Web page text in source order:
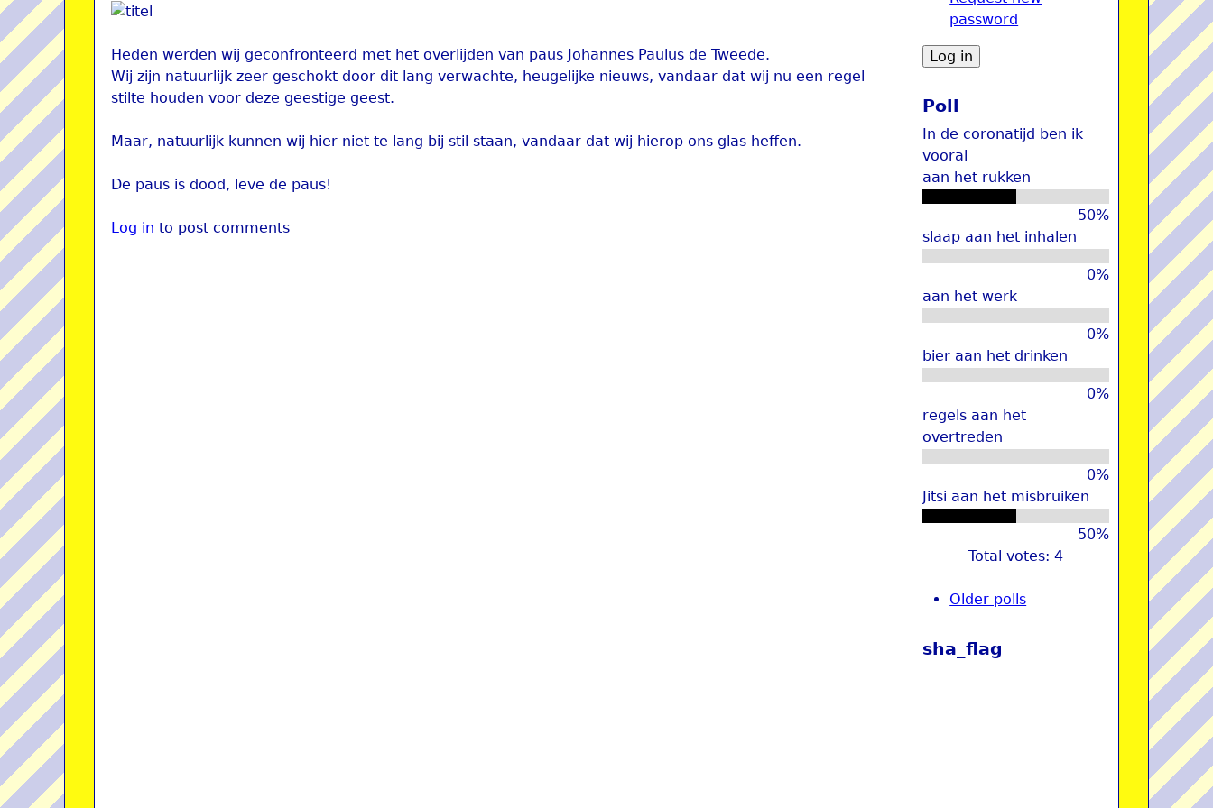
Heden werden wij geconfronteerd met het overlijden van paus Johannes Paulus de Tweede.
Wij zijn natuurlijk zeer geschokt door dit lang verwachte, heugelijke nieuws, vandaar dat wij nu een regel
stilte houden voor deze geestige geest.
Maar, natuurlijk kunnen wij hier niet te lang bij stil staan, vandaar dat wij hierop ons glas heffen.
De paus is dood, leve de paus!
Log in to post comments
password
Poll
In de coronatijd ben ik
vooral
aan het rukken
50%
slaap aan het inhalen
0%
aan het werk
0%
bier aan het drinken
0%
regels aan het
overtreden
0%
Jitsi aan het misbruiken
50%
Total votes: 4
Older polls
sha_flag